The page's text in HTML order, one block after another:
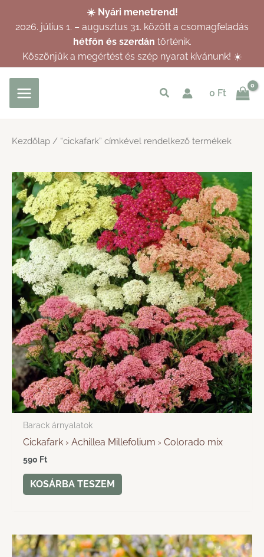
☀️ Nyári menetrend!
2026. július 1. – augusztus 31. között a csomagfeladás
hétfőn és szerdán történik.
Köszönjük a megértést és szép nyarat kívánunk! ☀️
Keresés
0 Ft
Kezdőlap / “cickafark” címkével rendelkező termékek
Barack árnyalatok
Cickafark › Achillea Millefolium › Colorado mix
590 Ft
KOSÁRBA TESZEM